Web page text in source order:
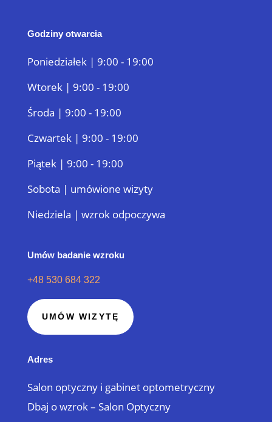
Godziny otwarcia
Poniedziałek | 9:00 - 19:00
Wtorek | 9:00 - 19:00
Środa | 9:00 - 19:00
Czwartek | 9:00 - 19:00
Piątek | 9:00 - 19:00
Sobota | umówione wizyty
Niedziela | wzrok odpoczywa
Umów badanie wzroku
+48 530 684 322
UMÓW WIZYTĘ
Adres
Salon optyczny i gabinet optometryczny
Dbaj o wzrok – Salon Optyczny